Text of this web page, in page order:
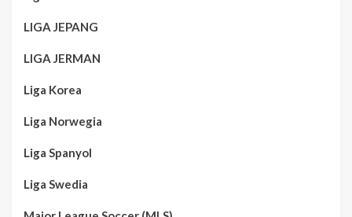
LIGA JEPANG
LIGA JERMAN
Liga Korea
Liga Norwegia
Liga Spanyol
Liga Swedia